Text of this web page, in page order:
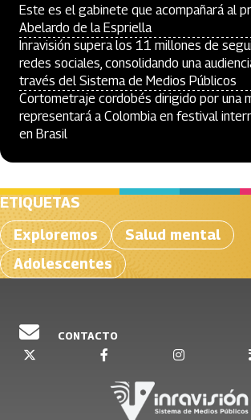
Este es el gabinete que acompañará al
Abelardo de la Espriella
Inravisión supera los 11 millones de
redes sociales, consolidando una
través del Sistema de Medios Públicos
Cortometraje cordobés dirigido por una
representará a Colombia en festival
en Brasil
ETIQUETAS
Exploremos
Salud mental
Adolescentes
CONTACTO